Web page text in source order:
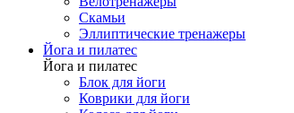
Скамьи
Эллиптические тренажеры
Йога и пилатес
Йога и пилатес
Блок для йоги
Коврики для йоги